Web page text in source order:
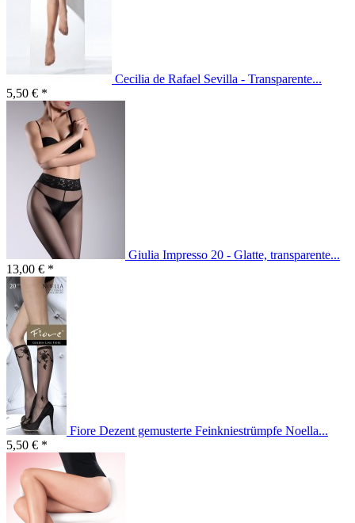
Cecilia de Rafael Sevilla - Transparente...
5,50 € *
Giulia Impresso 20 - Glatte, transparente...
13,00 € *
Fiore Dezent gemusterte Feinkniestrümpfe Noella...
5,50 € *